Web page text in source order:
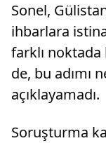
Sonel,
ihbarlara
farklı noktada
de, bu adımı
açıklayamadı.
Soruşturma